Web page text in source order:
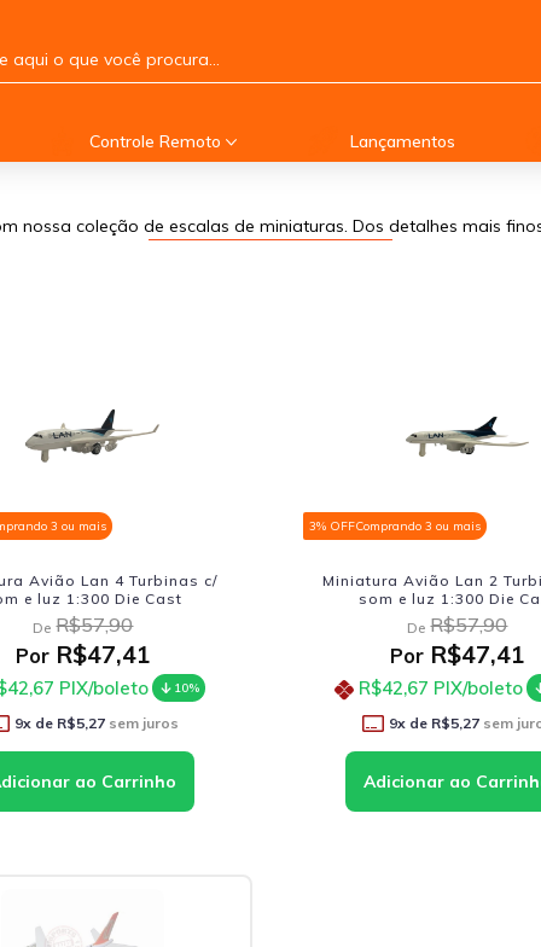
Controle Remoto Lançamentos
nossa coleção de escalas de miniaturas. Dos detalhes mais
3 ou mais
Avião Lan 4 Turbinas c/
e luz 1:300 Die Cast
De R$57,90
PorR$47,41
PIX/boleto 10%
9x de R$5,27sem juros
3% OFFComprando 3 ou mais
Miniatura Avião Lan 2
som e luz 1:300 Die
De R$57,90
PorR$47,41
R$42,67 PIX/boleto
9x de R$5,27sem